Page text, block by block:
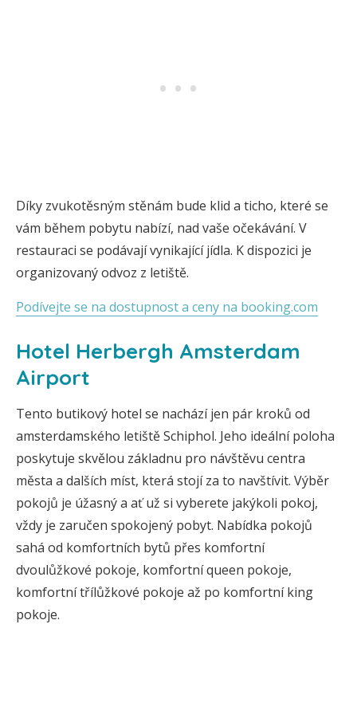
Díky zvukotěsným stěnám bude klid a ticho, které se
vám během pobytu nabízí, nad vaše očekávání. V
restauraci se podávají vynikající jídla. K dispozici je
organizovaný odvoz z letiště.
Podívejte se na dostupnost a ceny na booking.com
Hotel Herbergh Amsterdam
Airport
Tento butikový hotel se nachází jen pár kroků od
amsterdamského letiště Schiphol. Jeho ideální poloha
poskytuje skvělou základnu pro návštěvu centra
města a dalších míst, která stojí za to navštívit. Výběr
pokojů je úžasný a ať už si vyberete jakýkoli pokoj,
vždy je zaručen spokojený pobyt. Nabídka pokojů
sahá od komfortních bytů přes komfortní
dvoulůžkové pokoje, komfortní queen pokoje,
komfortní třílůžkové pokoje až po komfortní king
pokoje.